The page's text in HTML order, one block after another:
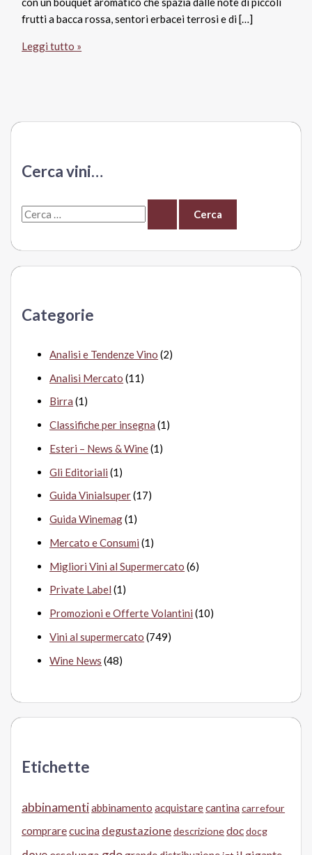
frutti a bacca rossa, sentori erbacei terrosi e di […]
Toscana
Leggi tutto »
Cerca vini…
C
r
:Categorie
Analisi e Tendenze Vino (2)
Analisi Mercato (11)
Birra (1)
Classifiche per insegna (1)
Esteri – News & Wine(1)
Gli Editoriali (1)
Guida Vinialsuper(17)
Guida Winemag(1)
Mercato e Consumi (1)
Migliori Vini al Supermercato (6)
Private Label (1)
Promozioni e Offerte Volantini (10)
Vini al supermercato (749)
Wine News (48)
Etichette
abbinamentiabbinamento acquistarecantina carrefour
comprarecucina degustazionedescrizionedocdocg